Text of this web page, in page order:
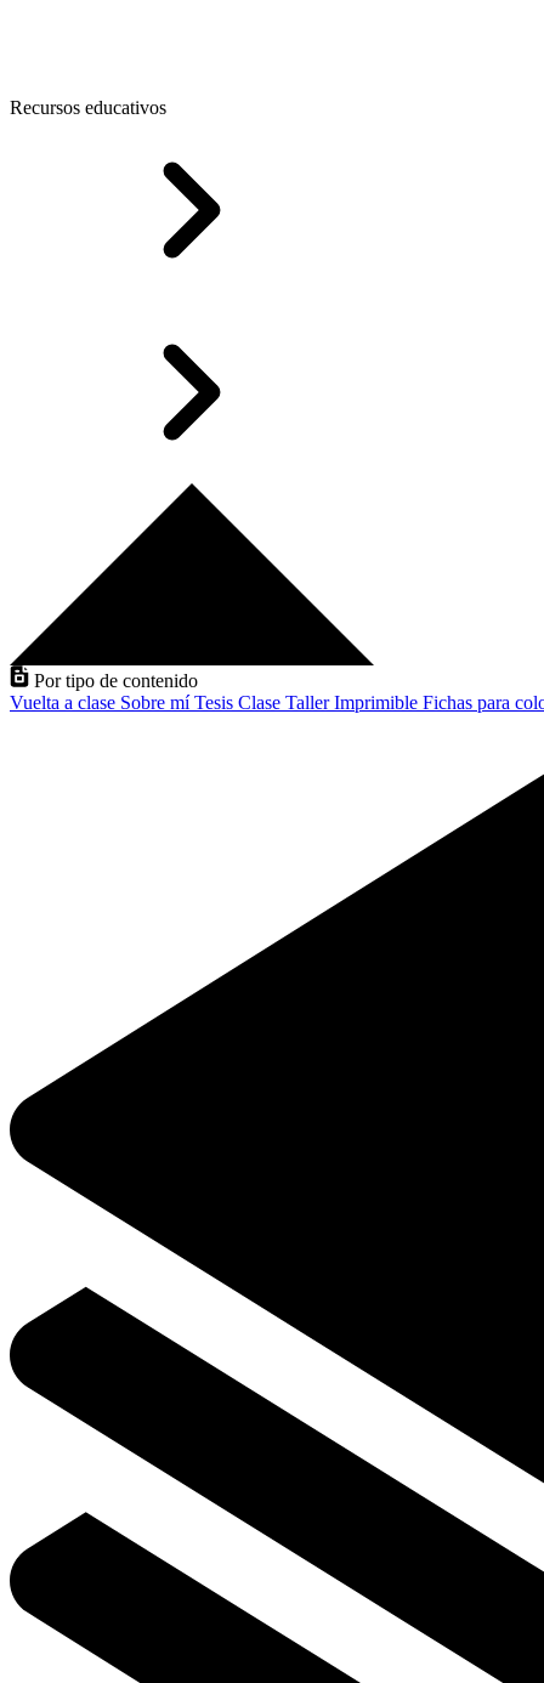
Recursos educativos
Por tipo de contenido
Vuelta a clase Sobre míTesis Clase TallerImprimible Fichas para